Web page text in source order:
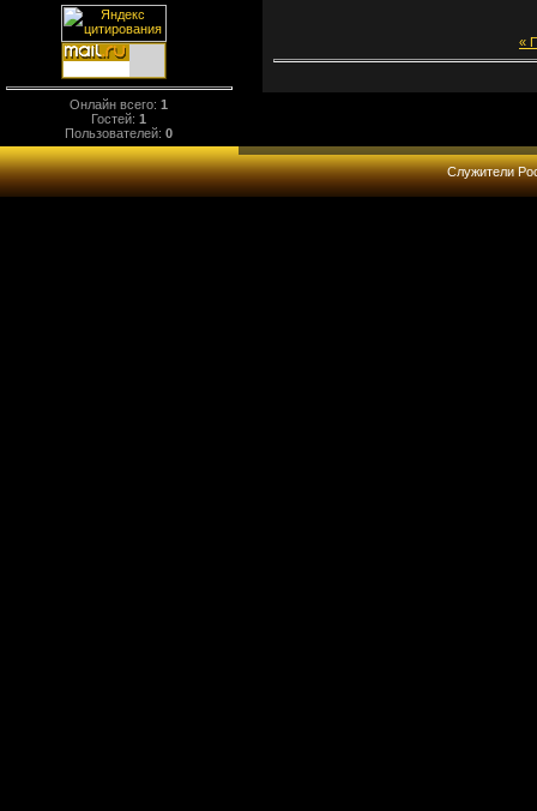
Онлайн всего:1
Гостей:1
Пользователей:0
«
Служители